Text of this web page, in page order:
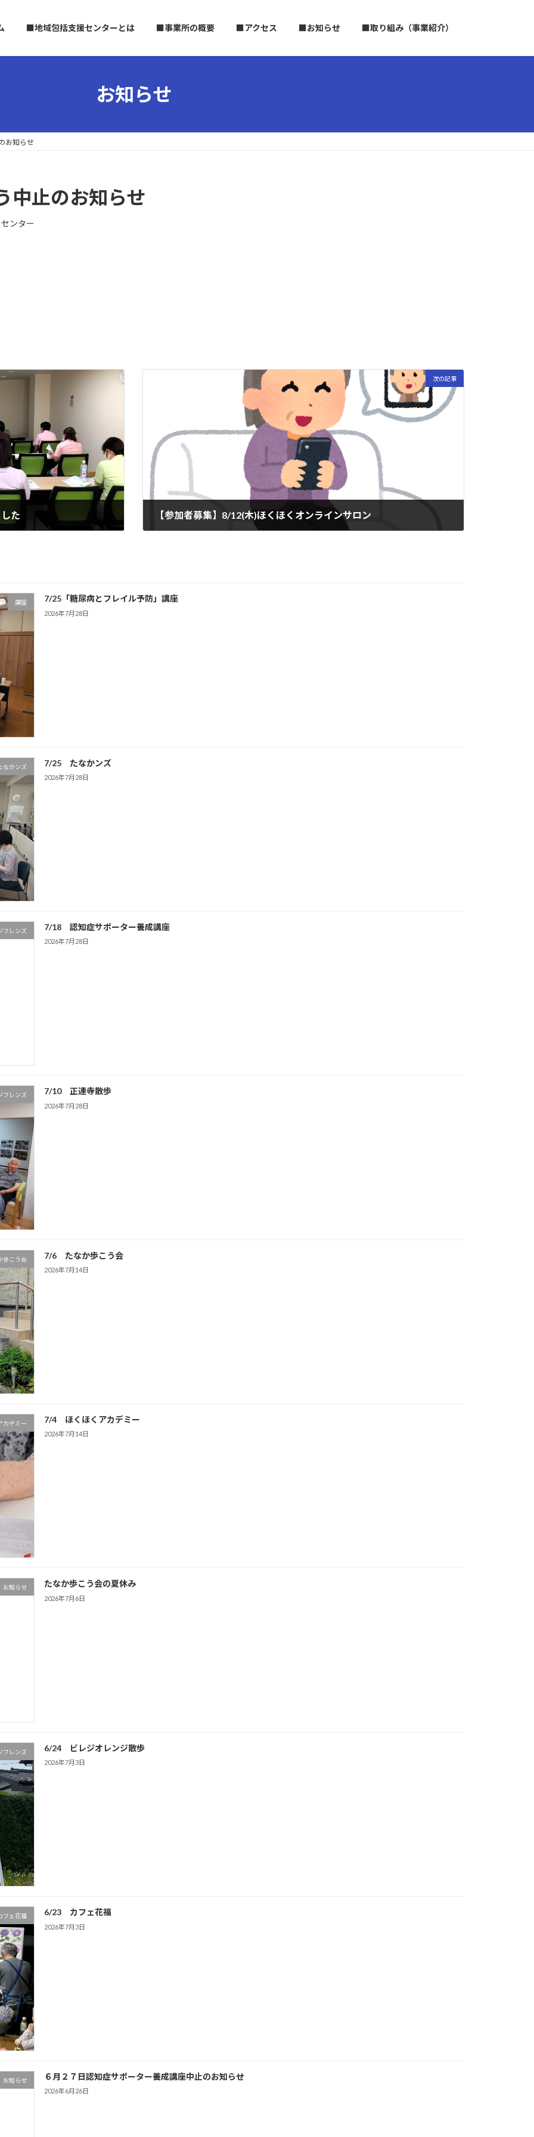
■地域包括支援センターとは ■事業所の概要 ■アクセス ■お知らせ ■取り組み（事業紹介）
お知らせ
お知らせ
中止のお知らせ
ンター
た
次の記事
【参加者募集】8/12(木)ほくほくオンラインサロン
講座 7/25「糖尿病とフレイル予防」講座
2026年7月28日
なかンズ 7/25 たなかンズ
2026年7月28日
フレンズ 7/18 認知症サポーター養成講座
2026年7月28日
フレンズ 7/10 正連寺散歩
2026年7月28日
歩こう会 7/6 たなか歩こう会
2026年7月14日
カデミー 7/4 ほくほくアカデミー
2026年7月14日
お知らせ たなか歩こう会の夏休み
2026年7月6日
フレンズ 6/24 ビレジオレンジ散歩
2026年7月3日
フェ花福 6/23 カフェ花福
2026年7月3日
お知らせ ６月２７日認知症サポーター養成講座中止のお知らせ
2026年6月26日